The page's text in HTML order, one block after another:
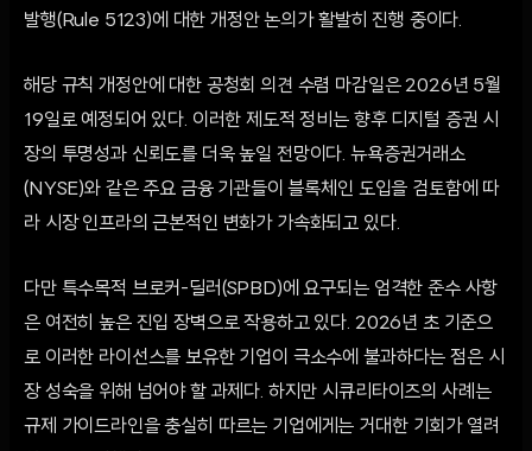
발행(Rule 5123)에 대한 개정안 논의가 활발히 진행 중이다.
해당 규칙 개정안에 대한 공청회 의견 수렴 마감일은 2026년 5월
19일로 예정되어 있다. 이러한 제도적 정비는 향후 디지털 증권 시
장의 투명성과 신뢰도를 더욱 높일 전망이다. 뉴욕증권거래소
(NYSE)와 같은 주요 금융 기관들이 블록체인 도입을 검토함에 따
라 시장 인프라의 근본적인 변화가 가속화되고 있다.
다만 특수목적 브로커-딜러(SPBD)에 요구되는 엄격한 준수 사항
은 여전히 높은 진입 장벽으로 작용하고 있다. 2026년 초 기준으
로 이러한 라이선스를 보유한 기업이 극소수에 불과하다는 점은 시
장 성숙을 위해 넘어야 할 과제다. 하지만 시큐리타이즈의 사례는
규제 가이드라인을 충실히 따르는 기업에게는 거대한 기회가 열려